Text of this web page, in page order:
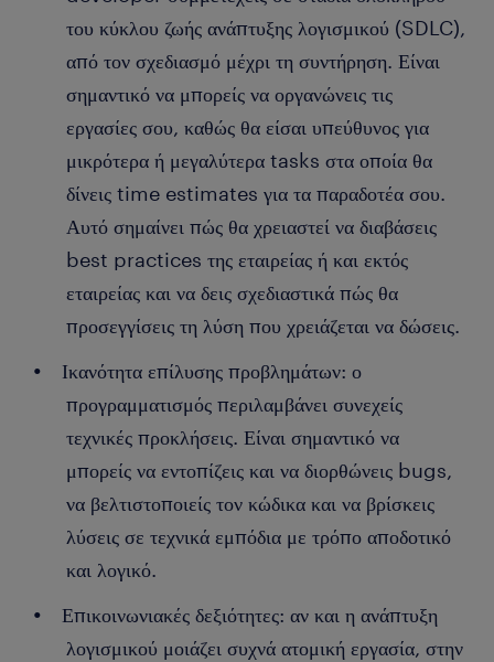
του κύκλου ζωής ανάπτυξης λογισμικού (SDLC),
από τον σχεδιασμό μέχρι τη συντήρηση. Είναι
σημαντικό να μπορείς να οργανώνεις τις
εργασίες σου, καθώς θα είσαι υπεύθυνος για
μικρότερα ή μεγαλύτερα tasks στα οποία θα
δίνεις time estimates για τα παραδοτέα σου.
Αυτό σημαίνει πώς θα χρειαστεί να διαβάσεις
best practices της εταιρείας ή και εκτός
εταιρείας και να δεις σχεδιαστικά πώς θα
προσεγγίσεις τη λύση που χρειάζεται να δώσεις.
Ικανότητα επίλυσης προβλημάτων: ο
προγραμματισμός περιλαμβάνει συνεχείς
τεχνικές προκλήσεις. Είναι σημαντικό να
μπορείς να εντοπίζεις και να διορθώνεις bugs,
να βελτιστοποιείς τον κώδικα και να βρίσκεις
λύσεις σε τεχνικά εμπόδια με τρόπο αποδοτικό
και λογικό.
Επικοινωνιακές δεξιότητες: αν και η ανάπτυξη
λογισμικού μοιάζει συχνά ατομική εργασία, στην